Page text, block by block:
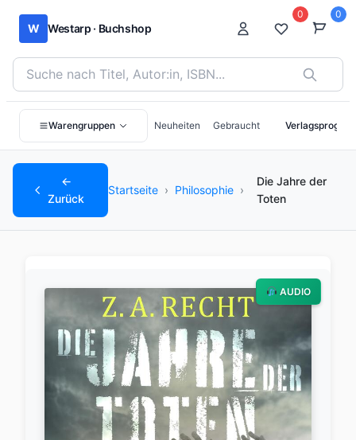
W Westarp · Buchshop
Bücher suchen nach Titel, Autor:in oder ISBN
0 0
Warengruppen Neuheiten Gebraucht
←
Zurück
Startseite › Philosophie ›
Die Jahre der
Toten
AUDIO